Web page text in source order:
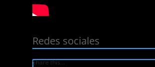
Redes sociales
Share this...